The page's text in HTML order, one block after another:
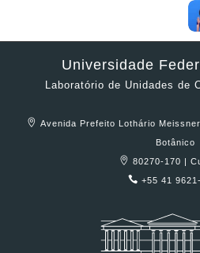
Universidade
Laboratório de Unidades de
Avenida Prefeito Lothário
Botânico
80270-170 |
+55 41